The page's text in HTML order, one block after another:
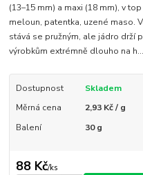
(13–15 mm) a maxi (18 mm), v
meloun, patentka, uzené maso.
stává se pružným, ale jádro drží
výrobkům extrémně dlouho na h...
Dostupnost
Skladem
Měrná cena
2,93 Kč / g
Balení
30 g
88 Kč/ks